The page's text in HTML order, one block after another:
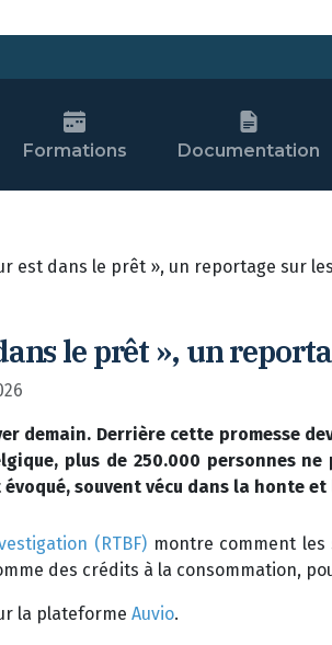
Formations Documentation
est dans le prêt », un reportage sur
le prêt », un
demain. Derrière cette promesse
plus de 250.000 personnes
évoqué, souvent vécu dans la honte
(RTBF) montre comment
des crédits à la consommation,
la plateforme Auvio.